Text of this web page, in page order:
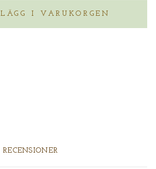
LÄGG I VARUKORGEN
RECENSIONER